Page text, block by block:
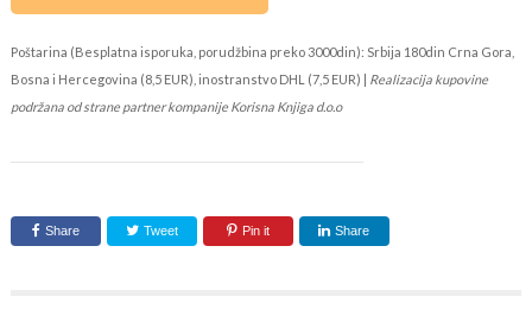
Poštarina (Besplatna isporuka, porudžbina preko 3000din): Srbija 180din Crna Gora,
Bosna i Hercegovina (8,5 EUR), inostranstvo DHL (7,5 EUR) | Realizacija kupovine
podržana od strane partner kompanije Korisna Knjiga d.o.o
Share Tweet Pin it Share